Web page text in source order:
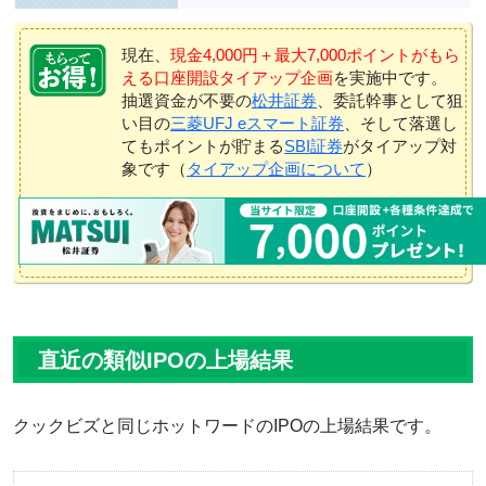
現在、 現金4,000円＋最大7,000ポイントがもら
える口座開設タイアップ企画を実施中です。
抽選資金が不要の松井証券 、委託幹事として狙
い目の三菱UFJ eスマート証券 、そして落選し
てもポイントが貯まるSBI証券がタイアップ対
象です（ タイアップ企画について ）
直近の類似IPOの上場結果
クックビズと同じホットワードのIPOの上場結果です。